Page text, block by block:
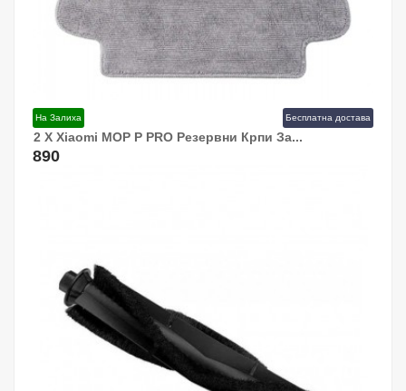
На Залиха Бесплатна достава
2 Х Xiaomi MOP P PRO Резервни Крпи За...
890